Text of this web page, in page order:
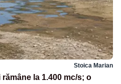
Stoica Marian
la 1.400 mc/s; o